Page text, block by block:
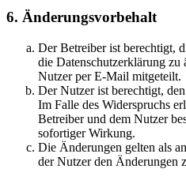
6. Änderungsvorbehalt
Der Betreiber ist berechtigt,
die Datenschutzerklärung
Nutzer per E-Mail mitgeteilt.
Der Nutzer ist berechtigt,
Im Falle des Widerspruchs
Betreiber und dem Nutzer
sofortiger Wirkung.
Die Änderungen gelten als
der Nutzer den Änderungen